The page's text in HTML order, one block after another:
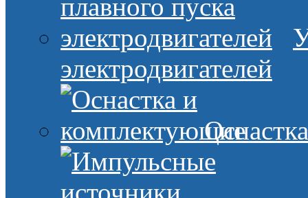
электродвигателей